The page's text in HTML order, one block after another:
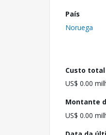
País
Noruega
Custo
US$ 0.00
Montante
US$ 0.00